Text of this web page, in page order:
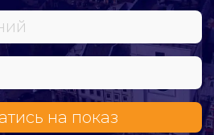
на показ